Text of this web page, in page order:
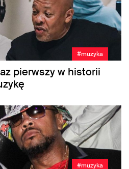
#muzyka
pierwszy w historii
#muzyka